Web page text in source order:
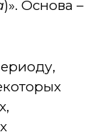
)». Основа –